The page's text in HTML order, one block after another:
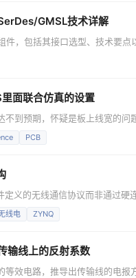
GMSL技术详解
，包括其接口选型、技术要点
型建议。
面联合仿真的设置
到预期，怀疑是板上线宽的问
是，我对领导说，那把PCB发
的方法，把PCB的TOP层和孔
PCB
义的无线通信协议而非通过硬
更换硬件。恰如其名，SDR具
协议可使用不同的波形和协议操
线电 ZYNQ
输线上的反射系数
效电路，推导出传输线的电报